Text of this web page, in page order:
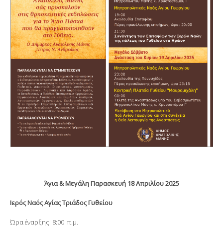
Άγια &Μεγάλη Παρασκευή 18 Απριλίου 2025
Ιερός Ναός Αγίας Τριάδος Γυθείου
Ώρα έναρξης 8:00 π.μ.